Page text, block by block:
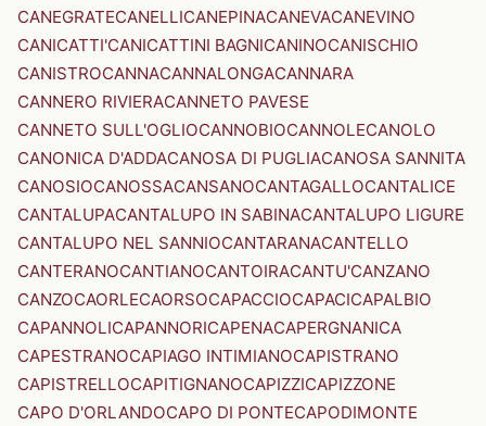
CANEGRATECANELLICANEPINACANEVACANEVINO
CANICATTI'CANICATTINI BAGNICANINOCANISCHIO
CANISTROCANNACANNALONGACANNARA
CANNERO RIVIERACANNETO PAVESE
CANNETO SULL'OGLIOCANNOBIOCANNOLECANOLO
CANONICA D'ADDACANOSA DI PUGLIACANOSA SANNITA
CANOSIOCANOSSACANSANOCANTAGALLOCANTALICE
CANTALUPACANTALUPO IN SABINACANTALUPO LIGURE
CANTALUPO NEL SANNIOCANTARANACANTELLO
CANTERANOCANTIANOCANTOIRACANTU'CANZANO
CANZOCAORLECAORSOCAPACCIOCAPACICAPALBIO
CAPANNOLICAPANNORICAPENACAPERGNANICA
CAPESTRANOCAPIAGO INTIMIANOCAPISTRANO
CAPISTRELLOCAPITIGNANOCAPIZZICAPIZZONE
CAPO D'ORLANDOCAPO DI PONTECAPODIMONTE